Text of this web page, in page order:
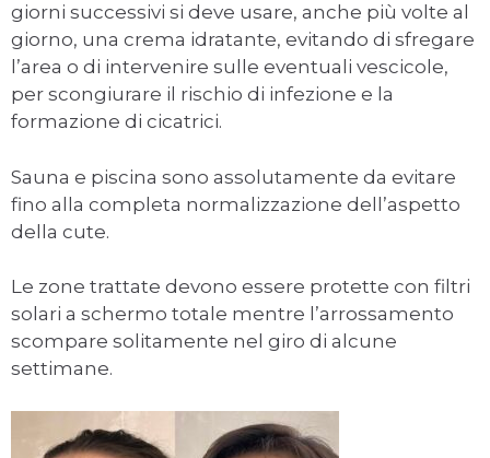
giorni successivi si deve usare, anche più volte al
giorno, una crema idratante, evitando di sfregare
l’area o di intervenire sulle eventuali vescicole,
per scongiurare il rischio di infezione e la
formazione di cicatrici.
Sauna e piscina sono assolutamente da evitare
fino alla completa normalizzazione dell’aspetto
della cute.
Le zone trattate devono essere protette con filtri
solari a schermo totale mentre l’arrossamento
scompare solitamente nel giro di alcune
settimane.